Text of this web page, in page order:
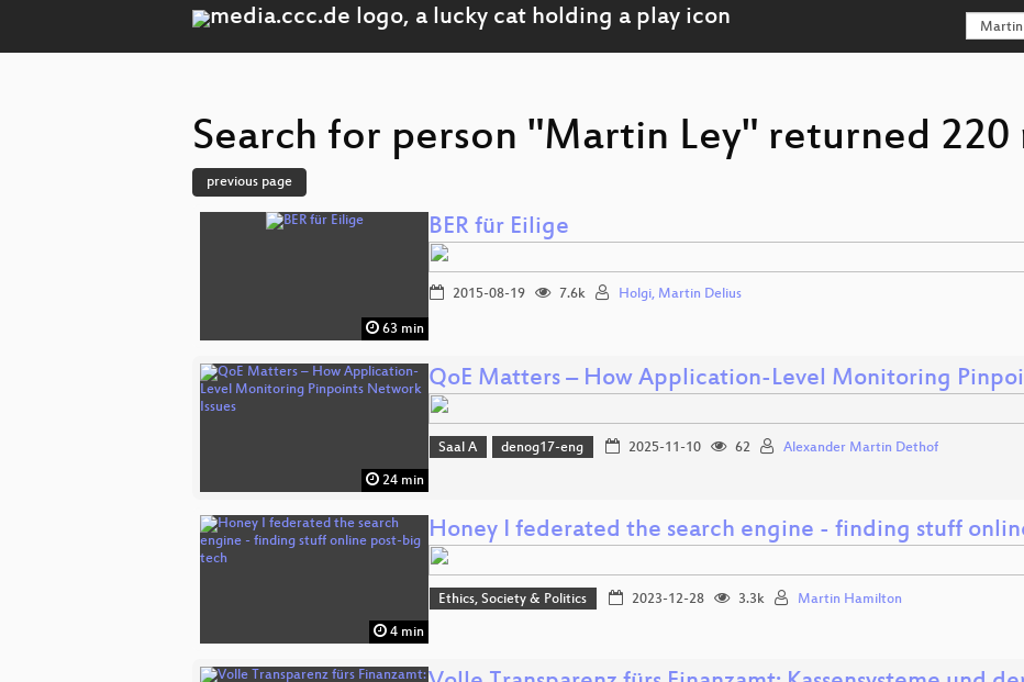
Search for person "Martin Ley" returned 220
previous page
63 min
BER für Eilige
2015-08-19 7.6k Holgi, Martin Delius
24 min
QoE Matters – How Application-Level Monitoring
Saal A denog17-eng 2025-11-10 62 Alexander Martin Dethof
4 min
Honey I federated the search engine - finding stuff
Ethics, Society & Politics 2023-12-28 3.3k Martin Hamilton